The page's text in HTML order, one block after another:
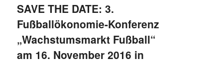
SAVE THE DATE: 3.
Fußballökonomie-Konferenz
„Wachstumsmarkt Fußball“
am 16. November 2016 in